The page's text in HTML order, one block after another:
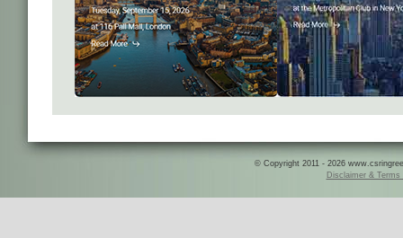
© Copyright 2011 - 2026
Disclaimer & Terms